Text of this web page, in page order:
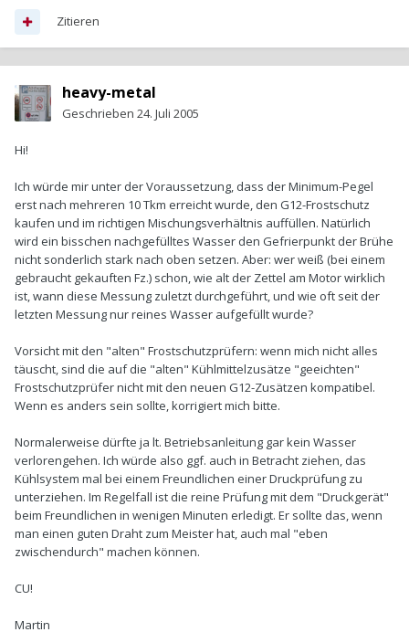
Zitieren
heavy-metal
Geschrieben 24. Juli 2005
Hi!
Ich würde mir unter der Voraussetzung, dass der Minimum-Pegel
erst nach mehreren 10 Tkm erreicht wurde, den G12-Frostschutz
kaufen und im richtigen Mischungsverhältnis auffüllen. Natürlich
wird ein bisschen nachgefülltes Wasser den Gefrierpunkt der Brühe
nicht sonderlich stark nach oben setzen. Aber: wer weiß (bei einem
gebraucht gekauften Fz.) schon, wie alt der Zettel am Motor wirklich
ist, wann diese Messung zuletzt durchgeführt, und wie oft seit der
letzten Messung nur reines Wasser aufgefüllt wurde?
Vorsicht mit den "alten" Frostschutzprüfern: wenn mich nicht alles
täuscht, sind die auf die "alten" Kühlmittelzusätze "geeichten"
Frostschutzprüfer nicht mit den neuen G12-Zusätzen kompatibel.
Wenn es anders sein sollte, korrigiert mich bitte.
Normalerweise dürfte ja lt. Betriebsanleitung gar kein Wasser
verlorengehen. Ich würde also ggf. auch in Betracht ziehen, das
Kühlsystem mal bei einem Freundlichen einer Druckprüfung zu
unterziehen. Im Regelfall ist die reine Prüfung mit dem "Druckgerät"
beim Freundlichen in wenigen Minuten erledigt. Er sollte das, wenn
man einen guten Draht zum Meister hat, auch mal "eben
zwischendurch" machen können.
CU!
Martin